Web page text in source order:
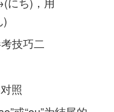
)
技巧二
照